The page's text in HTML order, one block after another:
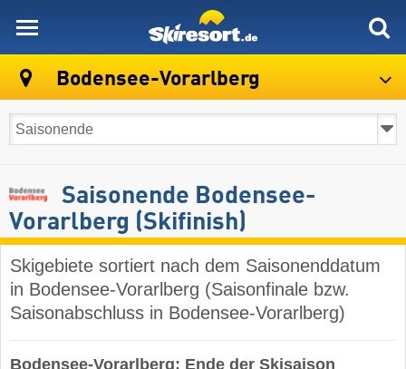
Bodensee-Vorarlberg
Saisonende Bodensee-
Vorarlberg (Skifinish)
Skigebiete sortiert nach dem Saisonenddatum
in Bodensee-Vorarlberg (Saisonfinale bzw.
Saisonabschluss in Bodensee-Vorarlberg)
Bodensee-Vorarlberg: Ende der Skisaison